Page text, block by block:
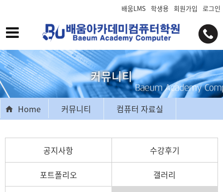
배움LMS 학생용 회원가입 로그인
커뮤니티
Home 커뮤니티 컴퓨터 자료실
공지사항 수강후기
포트폴리오 갤러리